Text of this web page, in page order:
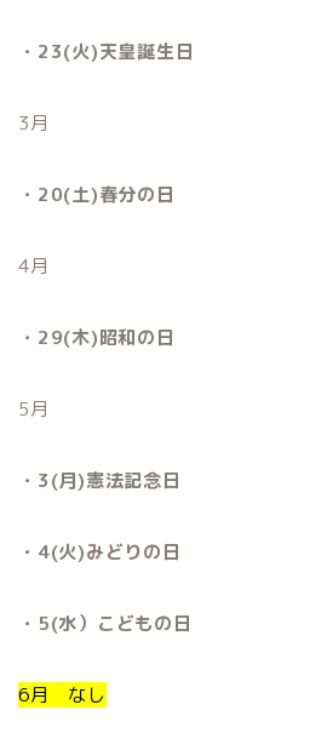
・23(火)天皇誕生日
3月
・20(土)春分の日
4月
・29(木)昭和の日
5月
・3(月)憲法記念日
・4(火)みどりの日
・5(水）こどもの日
6月 なし